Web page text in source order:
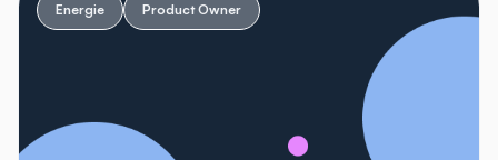
Energie Product Owner